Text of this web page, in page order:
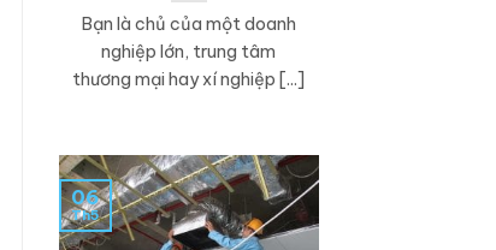
Bạn là chủ của một doanh
nghiệp lớn, trung tâm
thương mại hay xí nghiệp [...]
06
Th5